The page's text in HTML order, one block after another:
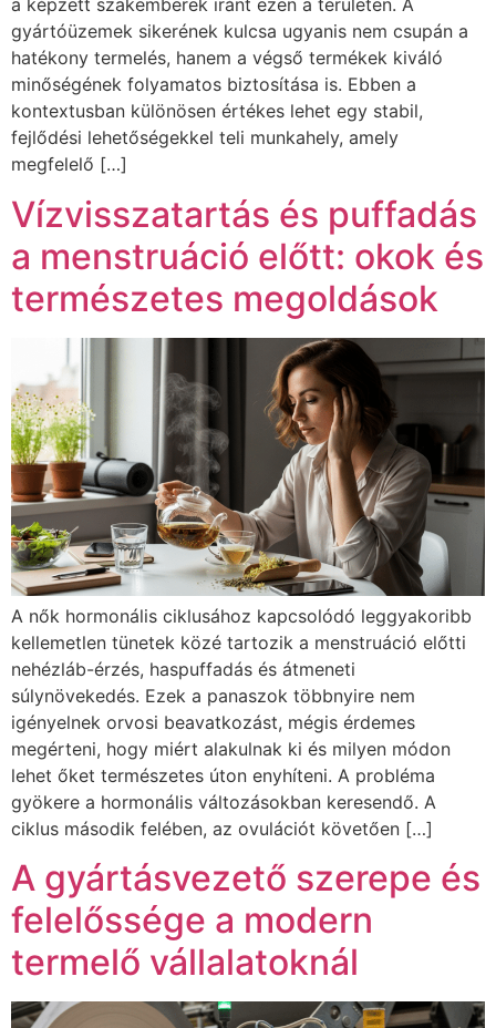
a képzett szakemberek iránt ezen a területen. A
gyártóüzemek sikerének kulcsa ugyanis nem csupán a
hatékony termelés, hanem a végső termékek kiváló
minőségének folyamatos biztosítása is. Ebben a
kontextusban különösen értékes lehet egy stabil,
fejlődési lehetőségekkel teli munkahely, amely
megfelelő […]
Vízvisszatartás és puffadás
a menstruáció előtt: okok és
természetes megoldások
A nők hormonális ciklusához kapcsolódó leggyakoribb
kellemetlen tünetek közé tartozik a menstruáció előtti
nehézláb-érzés, haspuffadás és átmeneti
súlynövekedés. Ezek a panaszok többnyire nem
igényelnek orvosi beavatkozást, mégis érdemes
megérteni, hogy miért alakulnak ki és milyen módon
lehet őket természetes úton enyhíteni. A probléma
gyökere a hormonális változásokban keresendő. A
ciklus második felében, az ovulációt követően […]
A gyártásvezető szerepe és
felelőssége a modern
termelő vállalatoknál